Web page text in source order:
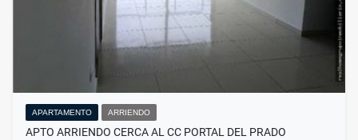
APARTAMENTO ARRIENDO
APTO ARRIENDO CERCA AL CC PORTAL DEL PRADO